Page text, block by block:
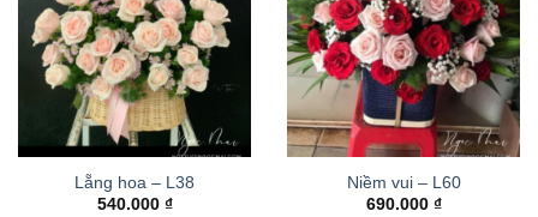
Lẵng hoa – L38
540.000 ₫
Niềm vui – L60
690.000 ₫